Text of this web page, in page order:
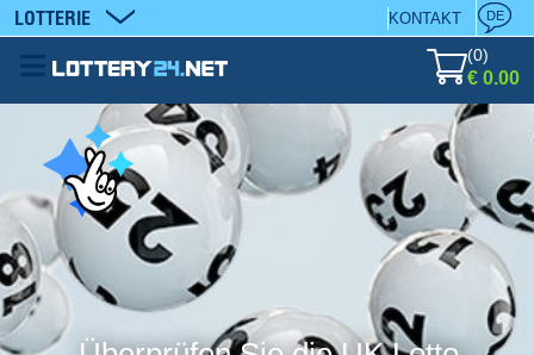
LOTTERIE KONTAKT DE
(0)
€ 0.00